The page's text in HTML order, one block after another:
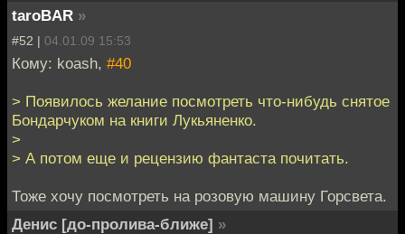
taroBAR »
#52 | 04.01.09 15:53
Кому: koash, #40
> Появилось желание посмотреть что-нибудь снятое
Бондарчуком на книги Лукьяненко.
>
> А потом еще и рецензию фантаста почитать.
Тоже хочу посмотреть на розовую машину Горсвета.
Денис [до-пролива-ближе] »